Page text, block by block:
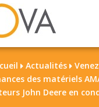
 Actualités 
des matériels
John Deere en